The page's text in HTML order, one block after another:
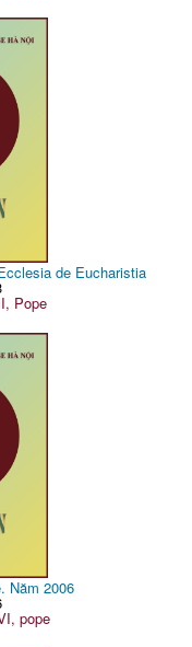
de Eucharistia
Pope
Năm 2006
pope